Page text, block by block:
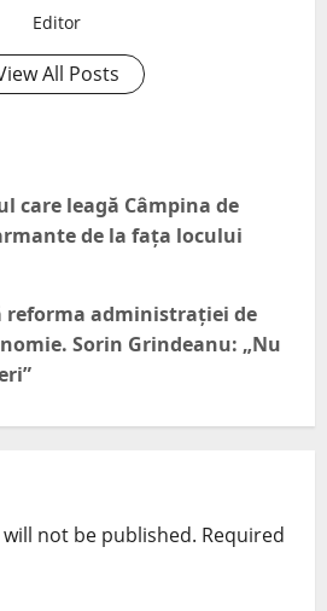
Editor
All Posts
care leagă Câmpina de
de la fața locului
reforma administrației de
Sorin Grindeanu: „Nu
not be published. Required